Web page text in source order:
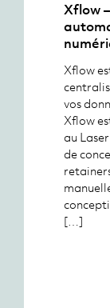
Xflow
Xflow
vos
Xflow
au
de
[…]